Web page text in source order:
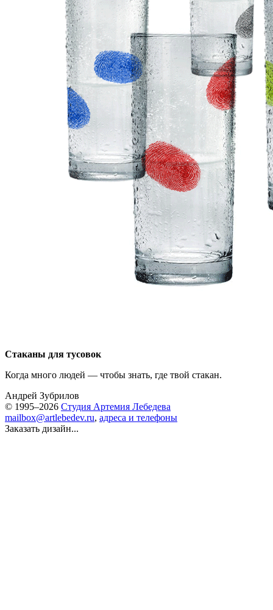
Стаканы для тусовок
Когда много людей — чтобы знать, где твой стакан.
Андрей Зубрилов
© 1995–2026 Студия Артемия Лебедева
mailbox@artlebedev.ru, адреса и телефоны
Заказать дизайн...